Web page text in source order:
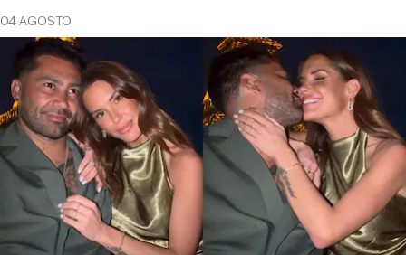
04 AGOSTO